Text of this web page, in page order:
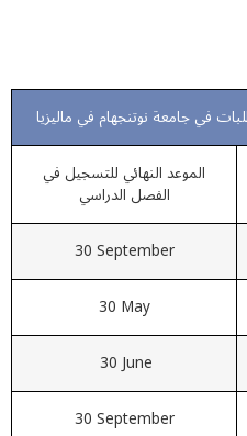
جامعة نوتنجهام في ماليزيا
الموعد النهائي للتسجيل في
الفصل الدراسي
30 September
30 May
30 June
30 September